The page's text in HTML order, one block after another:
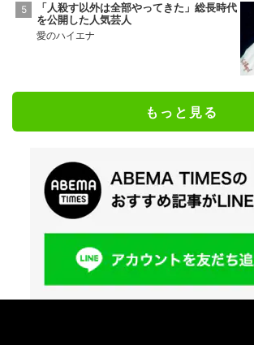
「人殺す以外は全部やってきた」総長時代
を公開した人気芸人
愛のハイエナ
もっと見る